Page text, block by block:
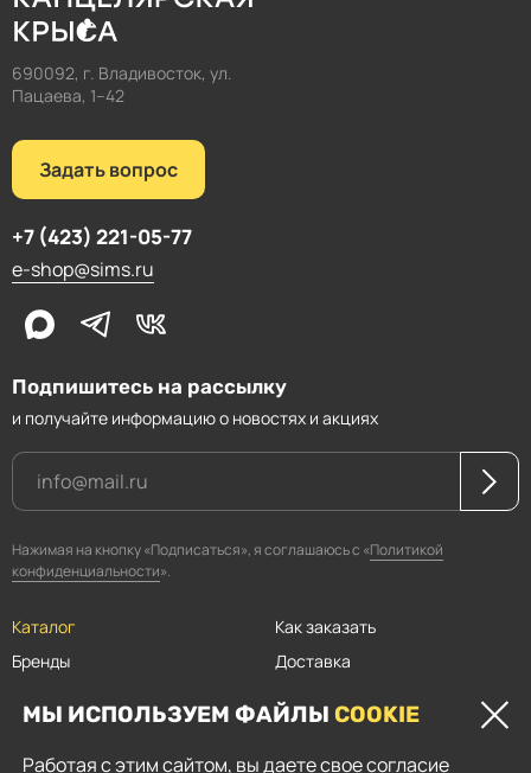
МЫ ИСПОЛЬЗУЕМ ФАЙЛЫ COOKIE
Работая с этим сайтом, вы даете свое согласие
690092, г. Владивосток, ул.
Пацаева, 1–42
Каталог
Бренды
Прайсы
Контакты
Как заказать
Доставка
Оплата
Скидки
Подпишитесь на рассылку
и получайте информацию о новостях и акциях
Нажимая на кнопку «Подписаться», я соглашаюсь с «Политикой
конфиденциальности».
Задать вопрос
+7 (423) 221-05-77
e-shop@sims.ru